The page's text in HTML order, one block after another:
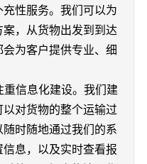
性服务。我们可以为
，从货物出发到到达
为客户提供专业、细
重信息化建设。我们建
对货物的整个运输过
时随地通过我们的系
息，以及实时查看报